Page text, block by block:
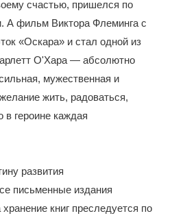
счастью, пришелся по
А фильм Виктора Флеминга с
«Оскара» и стал одной из
О'Хара — абсолютно
мужественная и
жить, радоваться,
героине каждая
развития
письменные издания
книг преследуется по